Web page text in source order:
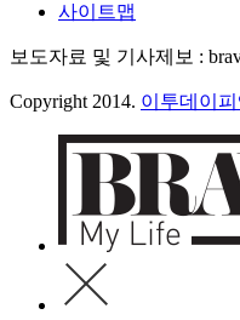
사이트맵
보도자료 및 기사제보 :
Copyright 2014. 이투데이피